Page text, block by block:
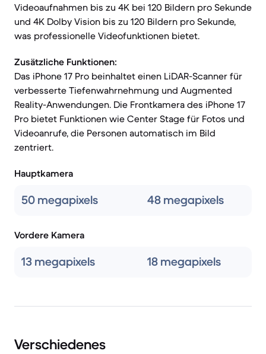
Videoaufnahmen bis zu 4K bei 120 Bildern pro Sekunde
und 4K Dolby Vision bis zu 120 Bildern pro Sekunde,
was professionelle Videofunktionen bietet.
Zusätzliche Funktionen:
Das iPhone 17 Pro beinhaltet einen LiDAR-Scanner für
verbesserte Tiefenwahrnehmung und Augmented
Reality-Anwendungen. Die Frontkamera des iPhone 17
Pro bietet Funktionen wie Center Stage für Fotos und
Videoanrufe, die Personen automatisch im Bild
zentriert.
Hauptkamera
50 megapixels 48 megapixels
Vordere Kamera
13 megapixels 18 megapixels
Verschiedenes